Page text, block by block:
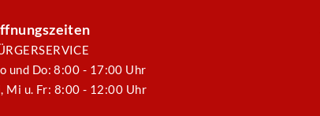
und Do: 8:00 - 17:00 Uhr
Mi u. Fr: 8:00 - 12:00 Uhr